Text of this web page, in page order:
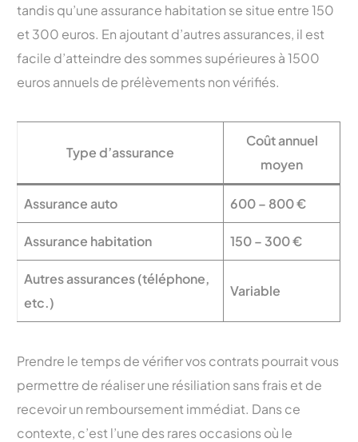
tandis qu’une assurance habitation se situe entre 150
et 300 euros. En ajoutant d’autres assurances, il est
facile d’atteindre des sommes supérieures à 1500
euros annuels de prélèvements non vérifiés.
Type d’assurance
Coût annuel
moyen
Assurance auto 600 – 800 €
Assurance habitation 150 – 300 €
Autres assurances (téléphone,
etc.)
Variable
Prendre le temps de vérifier vos contrats pourrait vous
permettre de réaliser une résiliation sans frais et de
recevoir un remboursement immédiat. Dans ce
contexte, c’est l’une des rares occasions où le